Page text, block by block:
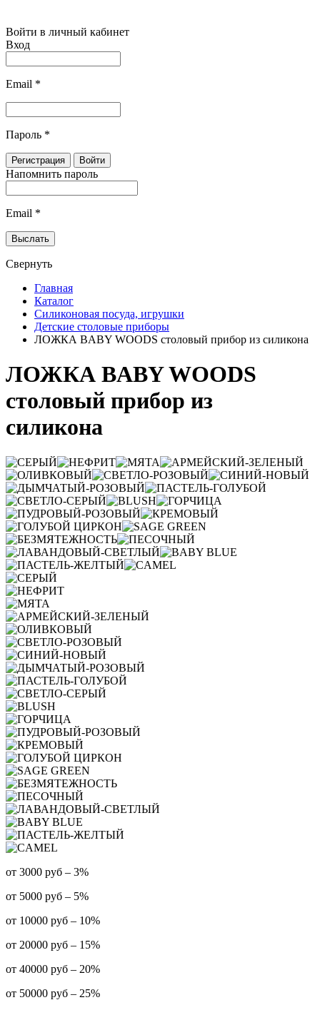
Войти в личный кабинет
Вход
Email *
Пароль *
Напомнить пароль
Email *
Свернуть
Главная
Каталог
Силиконовая посуда, игрушки
Детские столовые приборы
ЛОЖКА BABY WOODS столовый прибор из силикона
ЛОЖКА BABY WOODS
столовый прибор из
силикона
от 3000 руб – 3%
от 5000 руб – 5%
от 10000 руб – 10%
от 20000 руб – 15%
от 40000 руб – 20%
от 50000 руб – 25%